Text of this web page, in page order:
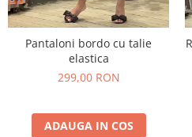
Pantaloni bordo cu talie
elastica
299,00 RON
ADAUGA IN COS